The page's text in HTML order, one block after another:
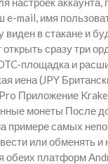
mail, имя
в стакане и
сразу три
площадка и
(JPY
Приложение
монеты После
примере самых
или обменять и
платформ